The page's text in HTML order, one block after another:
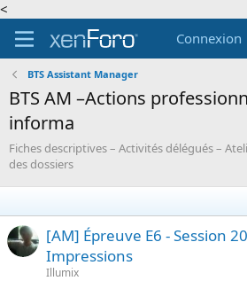
<
Connexion
BTS Assistant Manager
BTS AM –Actions
informa
Fiches descriptives – Activités délégués –
des dossiers
[AM] Épreuve E6 - Session
Impressions
Illumix